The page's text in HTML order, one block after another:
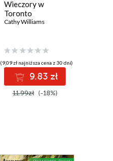
Wieczory w
Toronto
Cathy Williams
(9,09 zł najniższa cena z 30 dni)
9.83 zł
11.99zł (-18%)